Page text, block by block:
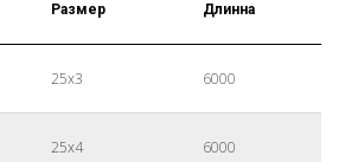
Размер Длинна
25х3 6000
25х4 6000